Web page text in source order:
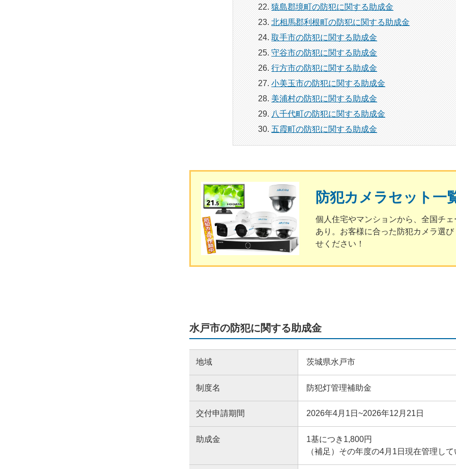
猿島郡境町の防犯に関する助成金
北相馬郡利根町の防犯に関する助成金
取手市の防犯に関する助成金
守谷市の防犯に関する助成金
行方市の防犯に関する助成金
小美玉市の防犯に関する助成金
美浦村の防犯に関する助成金
八千代町の防犯に関する助成金
五霞町の防犯に関する助成金
防犯カメラセット一
個人住宅やマンションから、全国チ
あり。お客様に合った防犯カメラ選
せください！
水戸市の防犯に関する助成金
地域 茨城県水戸市
制度名 防犯灯管理補助金
交付申請期間 2026年4月1日~2026年12月21日
助成金
1基につき1,800円
（補足）その年度の4月1日現在管理して